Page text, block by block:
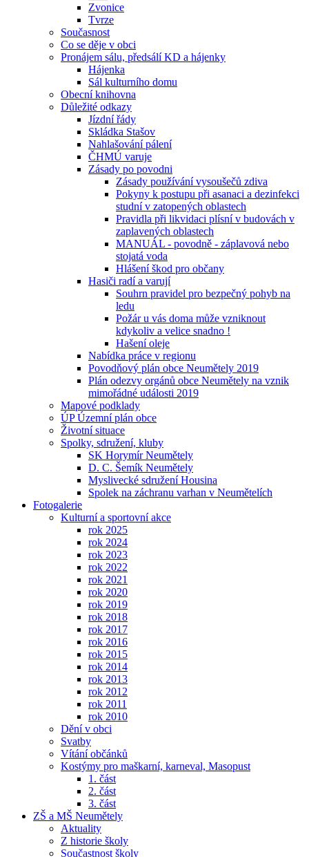
Zvonice
Tvrze
Současnost
Co se děje v obci
Pronájem sálu, předsálí KD a hájenky
Hájenka
Sál kulturního domu
Obecní knihovna
Důležité odkazy
Jízdní řády
Skládka Stašov
Nahlašování pálení
ČHMÚ varuje
Zásady po povodni
Zásady používání vysoušečů zdiva
Pokyny k postupu při asanaci a dezinfekci
studní v zatopených oblastech
Pravidla při likvidaci plísní v budovách v
zaplavených oblastech
MANUÁL - povodně - záplavová nebo
stojatá voda
Hlášení škod pro občany
Hasiči radí a varují
Souhrn pravidel pro bezpečný pohyb na
ledu
Požár u vás doma může vzniknout
kdykoliv a velice snadno !
Hašení oleje
Nabídka práce v regionu
Povodňový plán obce Neumětely 2019
Plán odezvy orgánů obce Neumětely na vznik
mimořádné události 2019
Mapové podklady
ÚP Územní plán obce
Životní situace
Spolky, sdružení, kluby
SK Horymír Neumětely
D. C. Šemík Neumětely
Myslivecké sdružení Housina
Spolek na záchranu varhan v Neumětelích
Fotogalerie
Kulturní a sportovní akce
rok 2025
rok 2024
rok 2023
rok 2022
rok 2021
rok 2020
rok 2019
rok 2018
rok 2017
rok 2016
rok 2015
rok 2014
rok 2013
rok 2012
rok 2011
rok 2010
Dění v obci
Svatby
Vítání občánků
Kostýmy pro maškarní, karneval, Masopust
1. část
2. část
3. část
ZŠ a MŠ Neumětely
Aktuality
Z historie školy
Součastnost školy